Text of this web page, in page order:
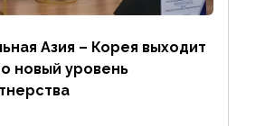
Азия – Корея выходит
новый уровень